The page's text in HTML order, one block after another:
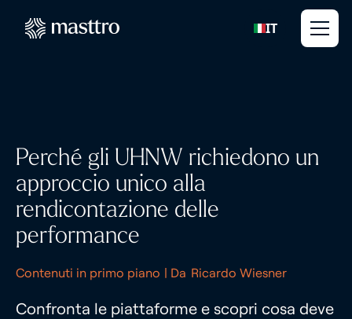
IT
Perché gli UHNW richiedono un
approccio unico alla
rendicontazione delle
performance
Contenuti in primo piano | Da Ricardo Wiesner
Confronta le piattaforme e scopri cosa deve